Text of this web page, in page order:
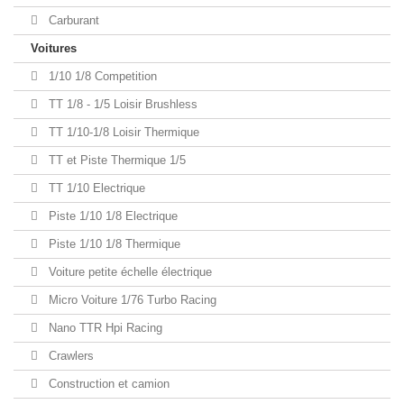
Carburant
Voitures
1/10 1/8 Competition
TT 1/8 - 1/5 Loisir Brushless
TT 1/10-1/8 Loisir Thermique
TT et Piste Thermique 1/5
TT 1/10 Electrique
Piste 1/10 1/8 Electrique
Piste 1/10 1/8 Thermique
Voiture petite échelle électrique
Micro Voiture 1/76 Turbo Racing
Nano TTR Hpi Racing
Crawlers
Construction et camion